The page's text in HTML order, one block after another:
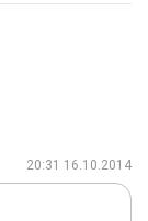
20:31 16.10.2014